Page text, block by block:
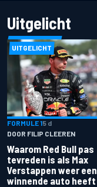
Uitgelicht
UITGELICHT
FORMULE 15 d
DOOR FILIP CLEEREN
Waarom Red Bull pas
tevreden is als Max
Verstappen weer een
winnende auto heeft